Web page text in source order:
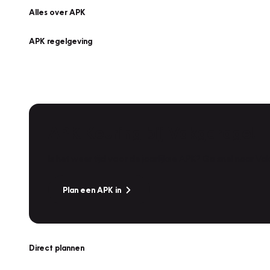
Alles over APK
APK regelgeving
Plan een APK in
Direct plannen